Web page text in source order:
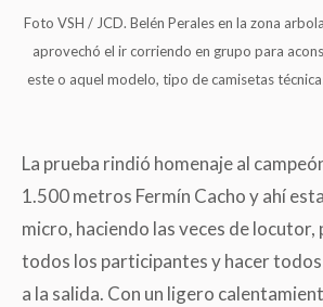
Foto VSH / JCD. Belén Perales en la zona
aprovechó el ir corriendo en grupo para
este o aquel modelo, tipo de camisetas
La prueba rindió homenaje al
1.500 metros Fermín Cacho y ahí
micro, haciendo las veces de locutor,
todos los participantes y hacer
a la salida. Con un ligero